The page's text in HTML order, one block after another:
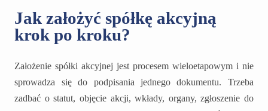
Jak założyć spółkę akcyjną
krok po kroku?
Założenie spółki akcyjnej jest procesem wieloetapowym i nie
sprowadza się do podpisania jednego dokumentu. Trzeba
zadbać o statut, objęcie akcji, wkłady, organy, zgłoszenie do